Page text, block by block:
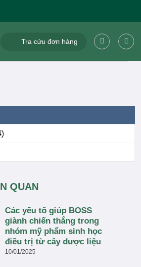
Tra cứu đơn hàng
QUAN
Các yếu tố giúp BOSS
giành chiến thắng trong
nhóm mỹ phẩm sinh học
điều trị từ cây dược liệu
10/01/2025